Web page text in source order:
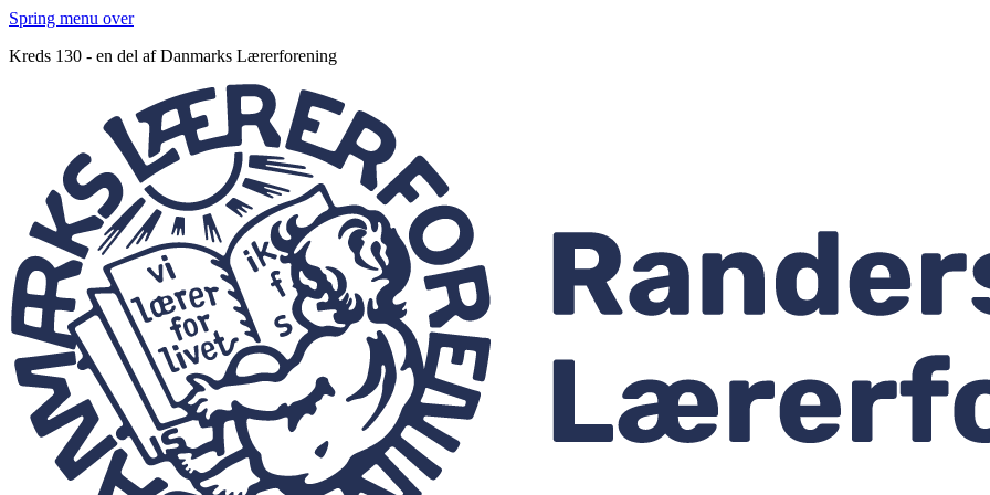
Spring menu over
Kreds 130 - en del af Danmarks Lærerforening